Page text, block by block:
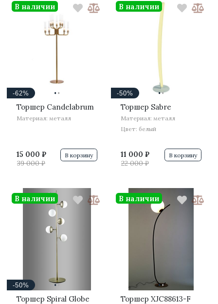
··
-62%
Торшер Candelabrum
Материал: металл
15 000 ₽
39 000 ₽
В наличии
В корзину
··
-50%
Торшер Sabre
Материал: металл
Цвет: белый
11 000 ₽
22 000 ₽
В наличии
В корзину
··
-50%
Торшер Spiral Globe
В наличии
··
Торшер XJC88613-F
В наличии